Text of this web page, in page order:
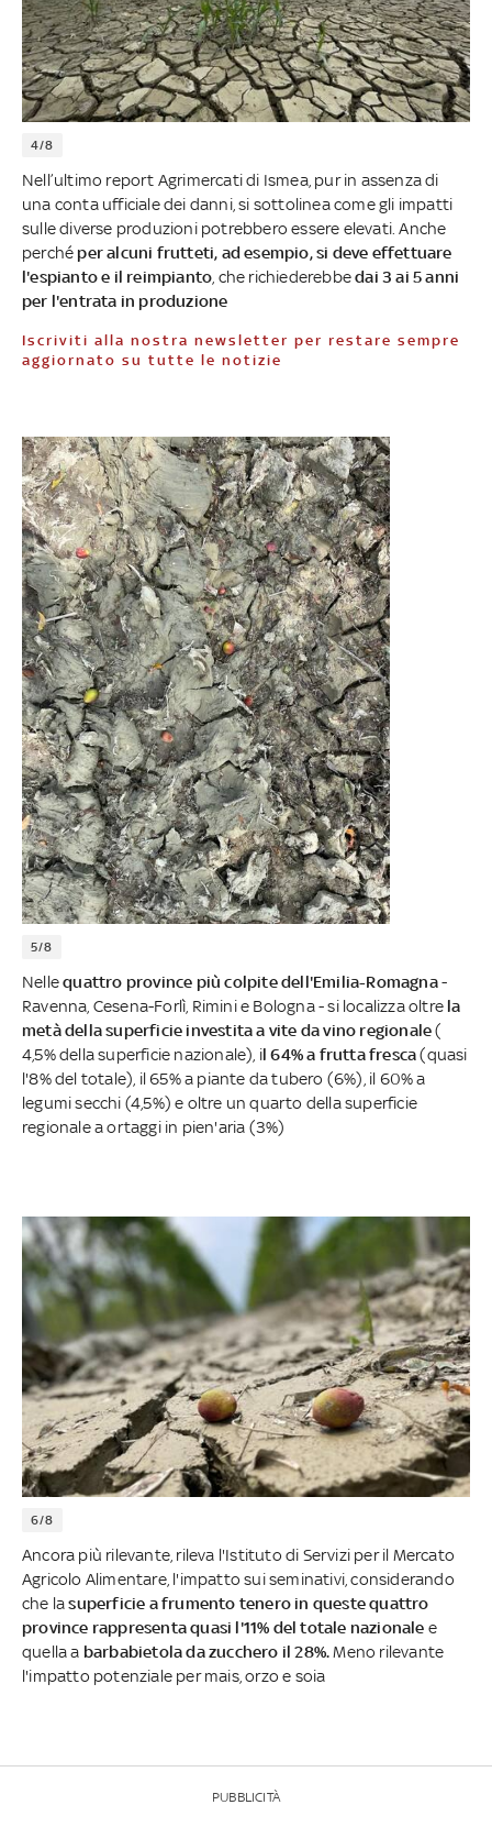
4/8
Nell’ultimo report Agrimercati di Ismea, pur in assenza di
una conta ufficiale dei danni, si sottolinea come gli impatti
sulle diverse produzioni potrebbero essere elevati. Anche
perché per alcuni frutteti, ad esempio, si deve effettuare
l'espianto e il reimpianto , che richiederebbedai 3 ai 5 anni
per l'entrata in produzione
Iscriviti alla nostra newsletter per restare sempre
aggiornato su tutte le notizie
5/8
Nellequattro province più colpite dell'Emilia-Romagna-
Ravenna, Cesena-Forlì, Rimini e Bologna - si localizza oltre la
metà della superficie investita a vite da vino regionale(
4,5% della superficie nazionale), il 64% a frutta fresca(quasi
l'8% del totale), il 65% a piante da tubero (6%), il 60% a
legumi secchi (4,5%) e oltre un quarto della superficie
regionale a ortaggi in pien'aria (3%)
6/8
Ancora più rilevante, rileva l'Istituto di Servizi per il Mercato
Agricolo Alimentare, l'impatto sui seminativi, considerando
che lasuperficie a frumento tenero in queste quattro
province rappresenta quasi l'11% del totale nazionale e
quella a barbabietola da zucchero il 28%.Meno rilevante
l'impatto potenziale per mais, orzo e soia
PUBBLICITÀ